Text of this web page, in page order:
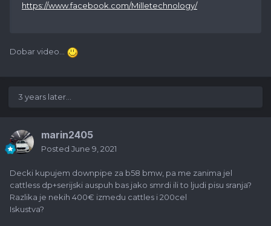
https://www.facebook.com/Milletechnology/
Dobar video...
3 years later...
marin2405
Posted June 9, 2021
Decki kupujem downpipe za b58 bmw, pa me zanima jel
cattless dp+serijski auspuh bas jako smrdi ili to ljudi pisu sranja?
Razlika je nekih 400€ izmedu cattles i 200cel
Iskustva?